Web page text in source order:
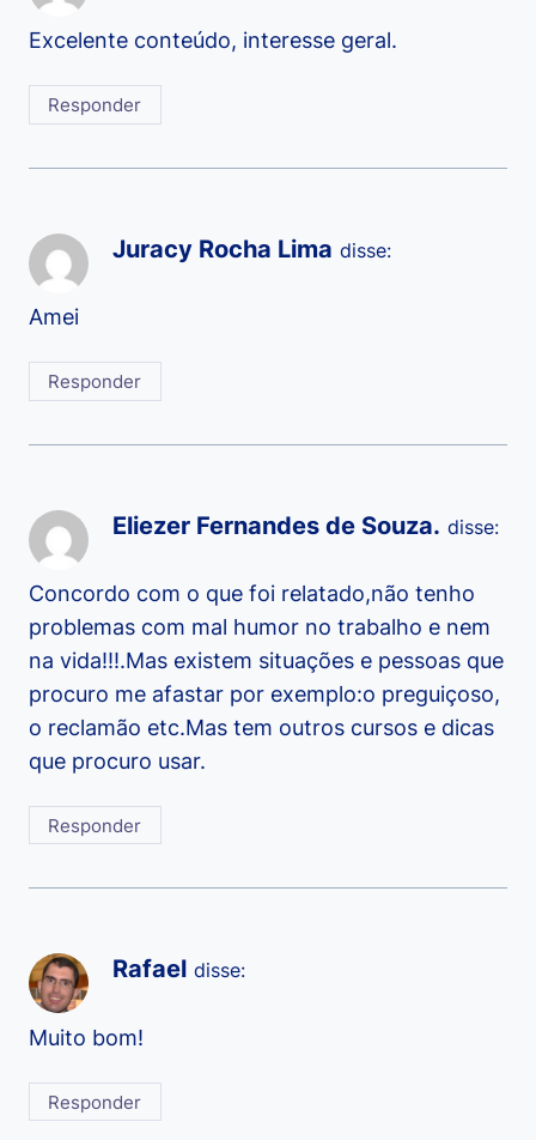
Excelente conteúdo, interesse geral.
Responder
Juracy Rocha Lima disse:
Amei
Responder
Eliezer Fernandes de Souza. disse:
Concordo com o que foi relatado,não tenho
problemas com mal humor no trabalho e nem
na vida!!!.Mas existem situações e pessoas que
procuro me afastar por exemplo:o preguiçoso,
o reclamão etc.Mas tem outros cursos e dicas
que procuro usar.
Responder
Rafael disse:
Muito bom!
Responder